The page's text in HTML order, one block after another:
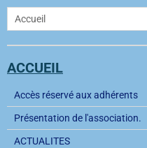
ACCUEIL
Accès réservé aux adhérents
Présentation de l'association.
ACTUALITES